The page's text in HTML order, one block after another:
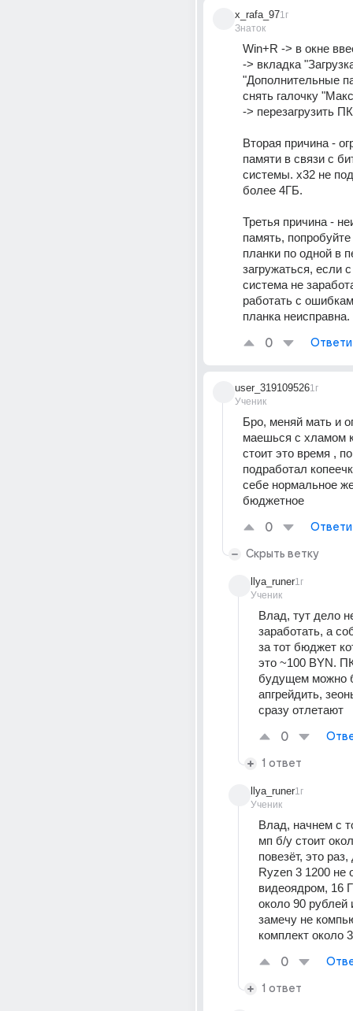
x_rafa_97
Знаток
1г
Win+R -> в окне
-> вкладка
"Дополнительные
снять галочку
-> перезагрузить
Вторая причина -
памяти в связи с
системы. х32 не
более 4ГБ.
Третья причина -
память, попробуйте
планки по одной в
загружаться, если
система не
работать с
планка неисправна.
0
user_319109526
Ученик
1г
Бро, меняй мать и
маешься с хламом
стоит это время ,
подработал
себе нормальное
бюджетное
0
Скрыть ветку
llya_runer
Ученик
1г
Влад, тут дело
заработать, а
за тот бюджет
это ~100 BYN.
будущем можно
апгрейдить,
сразу отлетают
0
1 ответ
llya_runer
Ученик
1г
Влад, начнем с
мп б/у стоит
повезёт, это
Ryzen 3 1200 не
видеоядром, 16
около 90 рублей
замечу не
комплект около
0
1 ответ